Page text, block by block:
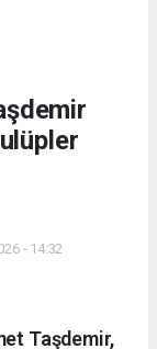
- 14:32
Taşdemir,